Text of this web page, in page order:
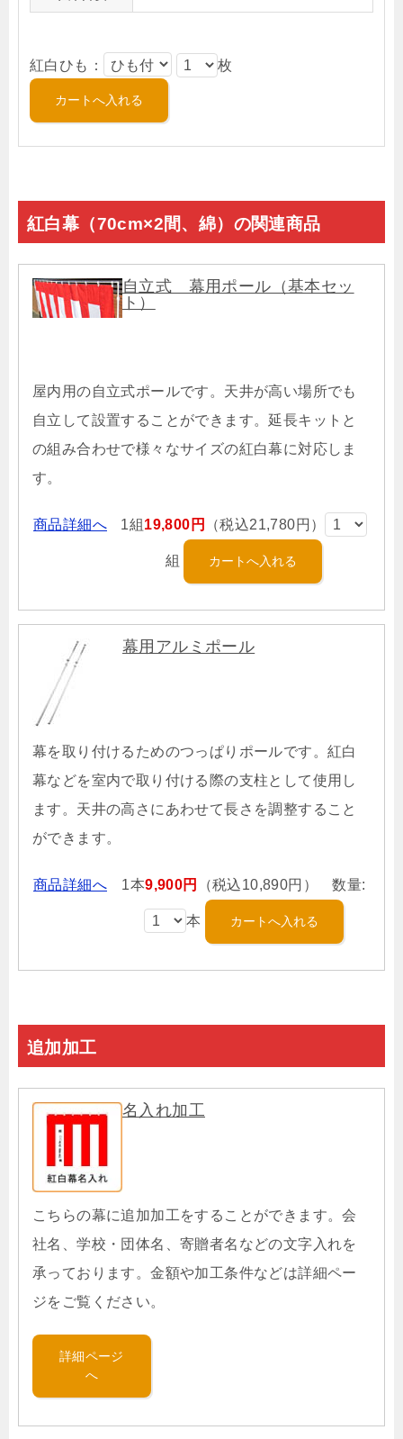
紅白ひも： 枚
紅白幕（70cm×2間、綿）の関連商品
自立式 幕用ポール（基本セッ
ト）
屋内用の自立式ポールです。天井が高い場所でも
自立して設置することができます。延長キットと
の組み合わせで様々なサイズの紅白幕に対応しま
す。
商品詳細へ 1組 19,800円 （税込21,780円）
組
幕用アルミポール
幕を取り付けるためのつっぱりポールです。紅白
幕などを室内で取り付ける際の支柱として使用し
ます。天井の高さにあわせて長さを調整すること
ができます。
商品詳細へ 1本9,900円 （税込10,890円） 数量:
本
追加加工
名入れ加工
こちらの幕に追加加工をすることができます。会
社名、学校・団体名、寄贈者名などの文字入れを
承っております。金額や加工条件などは詳細ペー
ジをご覧ください。
詳細ページ
へ